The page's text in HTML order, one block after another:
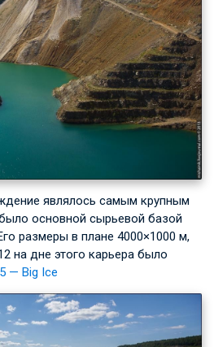
являлось самым крупным
основной сырьевой базой
размеры в плане 4000×1000 м,
на дне этого карьера было
— Big Ice